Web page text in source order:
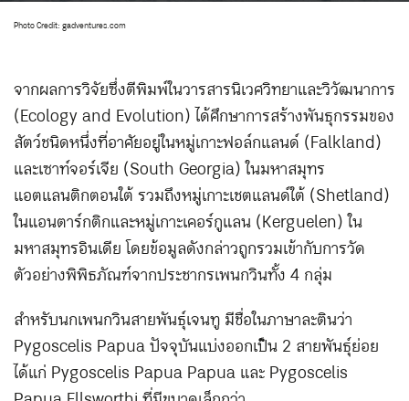
Photo Credit: gadventures.com
จากผลการวิจัยซึ่งตีพิมพ์ในวารสารนิเวศวิทยาและวิวัฒนาการ
(Ecology and Evolution) ได้ศึกษาการสร้างพันธุกรรมของ
สัตว์ชนิดหนึ่งที่อาศัยอยู่ในหมู่เกาะฟอล์กแลนด์ (Falkland)
และเซาท์จอร์เจีย (South Georgia) ในมหาสมุทร
แอตแลนติกตอนใต้ รวมถึงหมู่เกาะเชตแลนด์ใต้ (Shetland)
ในแอนตาร์กติกและหมู่เกาะเคอร์กูแลน (Kerguelen) ใน
มหาสมุทรอินเดีย โดยข้อมูลดังกล่าวถูกรวมเข้ากับการวัด
ตัวอย่างพิพิธภัณฑ์จากประชากรเพนกวินทั้ง 4 กลุ่ม
สำหรับนกเพนกวินสายพันธุ์เจนทู มีชื่อในภาษาละตินว่า
Pygoscelis Papua ปัจจุบันแบ่งออกเป็น 2 สายพันธุ์ย่อย
ได้แก่ Pygoscelis Papua Papua และ Pygoscelis